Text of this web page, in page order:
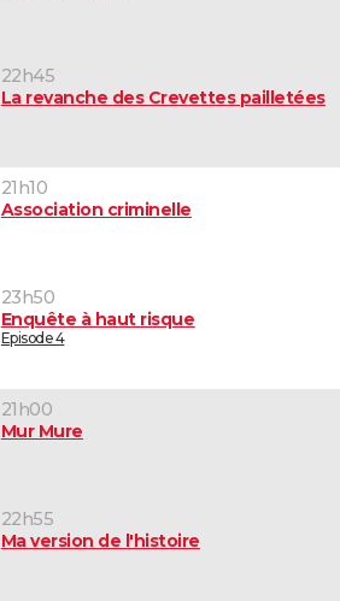
22h45
La revanche des Crevettes pailletées
21h10
Association criminelle
23h50
Enquête à haut risque
Episode 4
21h00
Mur Mure
22h55
Ma version de l'histoire